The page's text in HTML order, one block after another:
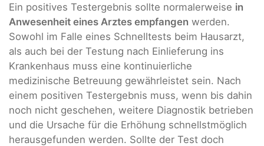
Ein positives Testergebnis sollte normalerweise in
Anwesenheit eines Arztes empfangen werden.
Sowohl im Falle eines Schnelltests beim Hausarzt,
als auch bei der Testung nach Einlieferung ins
Krankenhaus muss eine kontinuierliche
medizinische Betreuung gewährleistet sein. Nach
einem positiven Testergebnis muss, wenn bis dahin
noch nicht geschehen, weitere Diagnostik betrieben
und die Ursache für die Erhöhung schnellstmöglich
herausgefunden werden. Sollte der Test doch